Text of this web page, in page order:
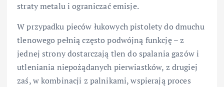
straty metalu i ograniczać emisje.
W przypadku pieców łukowych pistolety do dmuchu
tlenowego pełnią często podwójną funkcję – z
jednej strony dostarczają tlen do spalania gazów i
utleniania niepożądanych pierwiastków, z drugiej
zaś, w kombinacji z palnikami, wspierają proces